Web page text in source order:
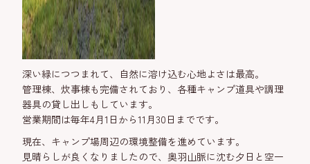
深い緑につつまれて、自然に溶け込む心地よさは最高。
管理棟、炊事棟も完備されており、各種キャンプ道具や調理
器具の貸し出しもしています。
営業期間は毎年4月1日から11月30日までです。
現在、キャンプ場周辺の環境整備を進めています。
見晴らしが良くなりましたので、奥羽山脈に沈む夕日と空一